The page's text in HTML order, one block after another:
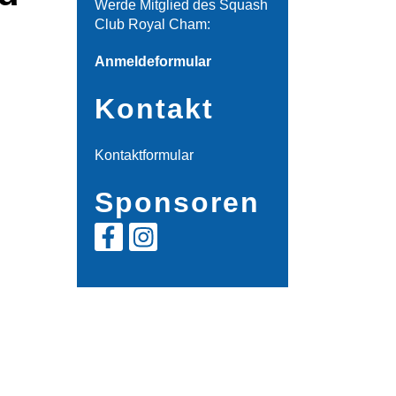
Werde Mitglied des Squash
Club Royal Cham:
Anmeldeformular
Kontakt
Kontaktformular
Sponsoren